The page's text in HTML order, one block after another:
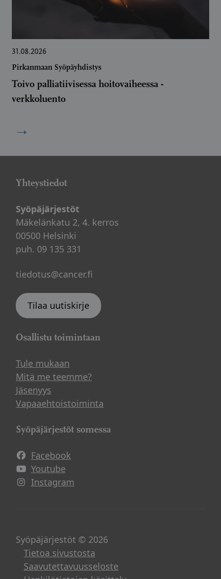
31.08.2026
Pirkanmaan Syöpäyhdistys
Toivo palliatiivisessa hoitovaiheessa -
verkkoluento
→
Yhteystiedot
Syöpäjärjestöt
Mäkelänkatu 2, 4. kerros
00500 Helsinki
puh. 09 135 331
tiedotus@cancer.fi
Tilaa uutiskirje
Osallistu toimintaan
Tule mukaan
Mitä me teemme?
Jäsenyys
Vapaaehtoistoiminta
Syöpäjärjestöt somessa
Facebook
Avautuu uuteen ikkunaan
Youtube
Avautuu uuteen ikkunaan
Instagram
Avautuu uuteen ikkunaan
Syöpäjärjestöt © 2026
Tietoa sivustosta
Saavutettavuusseloste